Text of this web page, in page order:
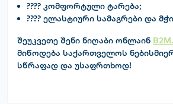
???? კომფორტული ტარება;
???? ელასტიური სამაგრები და
შეუკვეთე შენი ნიღაბი ონლაინ
მიწოდება საქართველოს
სწრაფად და უსაფრთხოდ!